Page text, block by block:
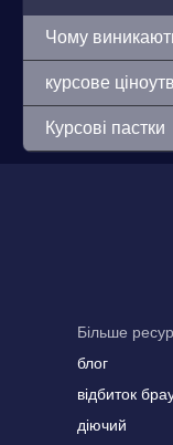
Чому
курсове
Курсові пастки
Більше
блог
відбиток
діючий